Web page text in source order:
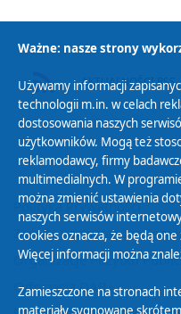
AKTUALNOŚCI RSS
Polityka Prywatności
Zasady korzystania z
Organizacje Pożytku
Cyfryzacja DAB+
Ważne: nasze strony
Używamy informacji
technologii m.in. w celach
dostosowania naszych
użytkowników. Mogą też
reklamodawcy, firmy
multimedialnych. W
można zmienić ustawienia
naszych serwisów
cookies oznacza, że będą
Więcej informacji można
Zamieszczone na stronach
materiały sygnowane